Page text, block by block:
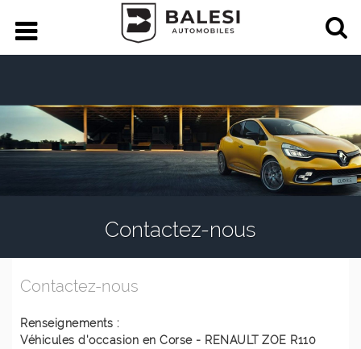
Contactez-nous
Contactez-nous
Renseignements :
Véhicules d'occasion en Corse - RENAULT ZOE R110